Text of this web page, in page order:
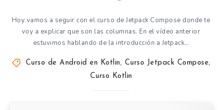
Hoy vamos a seguir con el curso de Jetpack Compose donde te
voy a explicar que son las columnas. En el vídeo anterior
estuvimos hablando de la introducción a Jetpack…
Curso de Android en Kotlin, Curso Jetpack Compose,
Curso Kotlin